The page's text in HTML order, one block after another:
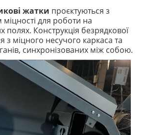
жатки проєктуються з
для роботи на
Конструкція безрядкової
з міцного несучого каркаса та
синхронізованих між собою.